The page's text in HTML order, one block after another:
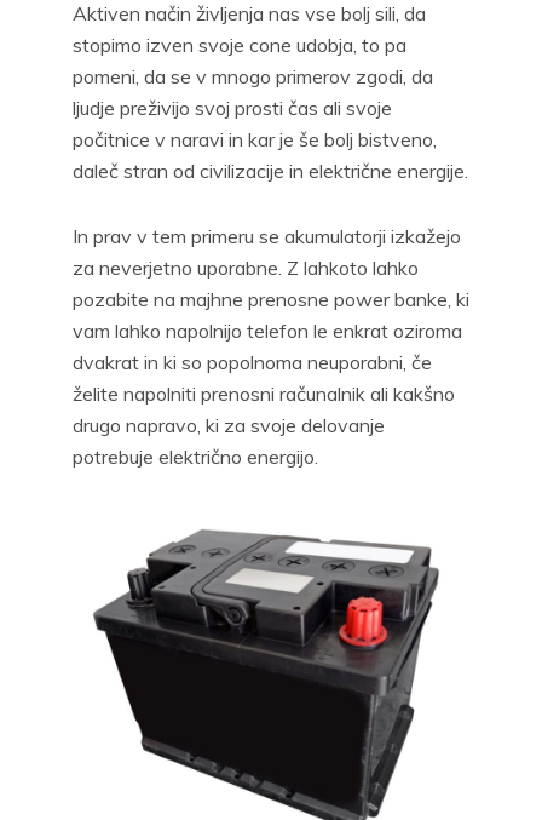
Aktiven način življenja nas vse bolj sili, da
stopimo izven svoje cone udobja, to pa
pomeni, da se v mnogo primerov zgodi, da
ljudje preživijo svoj prosti čas ali svoje
počitnice v naravi in kar je še bolj bistveno,
daleč stran od civilizacije in električne energije.
In prav v tem primeru se akumulatorji izkažejo
za neverjetno uporabne. Z lahkoto lahko
pozabite na majhne prenosne power banke, ki
vam lahko napolnijo telefon le enkrat oziroma
dvakrat in ki so popolnoma neuporabni, če
želite napolniti prenosni računalnik ali kakšno
drugo napravo, ki za svoje delovanje
potrebuje električno energijo.